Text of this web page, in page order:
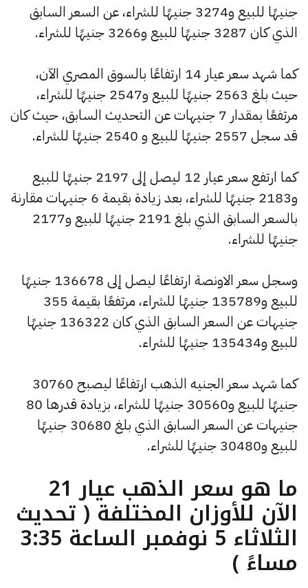
جنيهًا للبيع و3274 جنيهًا للشراء، عن السعر السابق
الذي كان 3287 جنيهًا للبيع و3266 جنيهًا للشراء.
كما شهد سعر عيار 14 ارتفاعًا بالسوق المصري الآن،
حيث بلغ 2563 جنيهًا للبيع و2547 جنيهًا للشراء،
مرتفعًا بمقدار 7 جنيهات عن التحديث السابق، حيث كان
قد سجل 2557 جنيهًا للبيع و 2540 جنيهًا للشراء.
كما ارتفع سعر عيار 12 ليصل إلى 2197 جنيهًا للبيع
و2183 جنيهًا للشراء، بعد زيادة بقيمة 6 جنيهات مقارنة
بالسعر السابق الذي بلغ 2191 جنيهًا للبيع و2177
جنيهًا للشراء.
وسجل سعر الاونصة ارتفاعًا ليصل إلى 136678 جنيهًا
للبيع و135789 جنيهًا للشراء، مرتفعًا بقيمة 355
جنيهات عن السعر السابق الذي كان 136322 جنيهًا
للبيع و135434 جنيهًا للشراء.
كما شهد سعر الجنيه الذهب ارتفاعًا ليصبح 30760
جنيهًا للبيع و30560 جنيهًا للشراء، بزيادة قدرها 80
جنيهات عن السعر السابق الذي بلغ 30680 جنيهًا
للبيع و30480 جنيهًا للشراء.
ما هو سعر الذهب عيار 21
الآن للأوزان المختلفة ( تحديث
الثلاثاء 5 نوفمبر الساعة 3:35
مساءً )